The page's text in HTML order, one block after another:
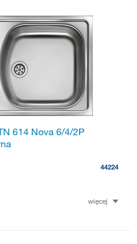
614 Nova 6/4/2P
44224
więcej